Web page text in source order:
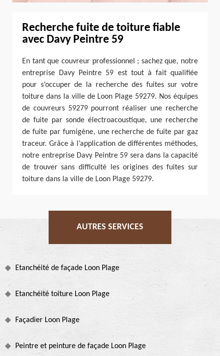
Recherche fuite de toiture fiable
avec Davy Peintre 59
En tant que couvreur professionnel ; sachez que, notre
entreprise Davy Peintre 59 est tout à fait qualifiée
pour s’occuper de la recherche des fuites sur votre
toiture dans la ville de Loon Plage 59279. Nos équipes
de couvreurs 59279 pourront réaliser une recherche
de fuite par sonde électroacoustique, une recherche
de fuite par fumigène, une recherche de fuite par gaz
traceur. Grâce à l’application de différentes méthodes,
notre entreprise Davy Peintre 59 sera dans la capacité
de trouver sans difficulté les origines des fuites sur
toiture dans la ville de Loon Plage 59279.
AUTRES SERVICES
Etanchéité de façade Loon Plage
Etanchéité toiture Loon Plage
Façadier Loon Plage
Peintre et peinture de façade Loon Plage